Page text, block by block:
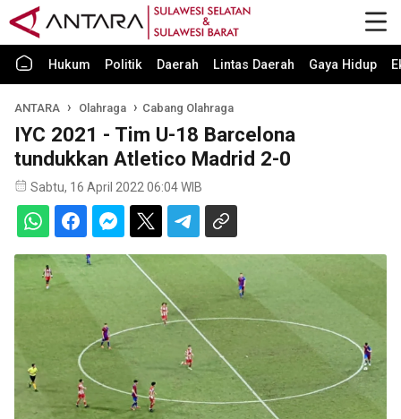
Hukum Politik Daerah Lintas Daerah Gaya Hidup
ANTARA Olahraga Cabang Olahraga
IYC 2021 - Tim U-18 Barcelona
tundukkan Atletico Madrid 2-0
Sabtu, 16 April 2022 06:04 WIB